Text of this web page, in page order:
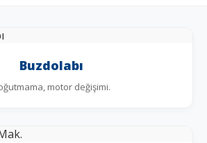
Buzdolabı
motor değişimi.